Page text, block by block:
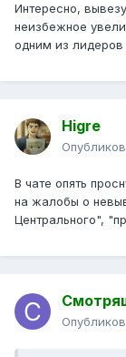
Интересно,
неизбежное
одним из
Higre
В чате опять
на жалобы о
Центрального",